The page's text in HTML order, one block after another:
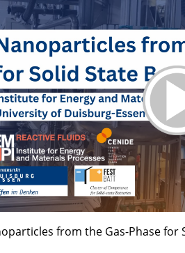
from the Gas-Phase for